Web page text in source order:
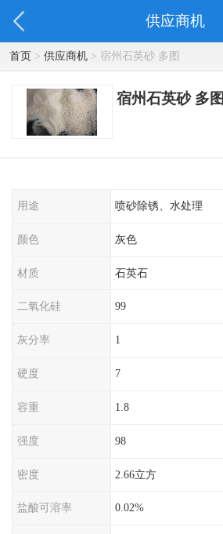
供应商机
首页> 供应商机> 宿州石英砂 多图
宿州石英砂 多图
用途 喷砂除锈、水处理
颜色 灰色
材质 石英石
二氧化硅 99
灰分率 1
硬度 7
容重 1.8
强度 98
密度 2.66立方
盐酸可溶率 0.02%